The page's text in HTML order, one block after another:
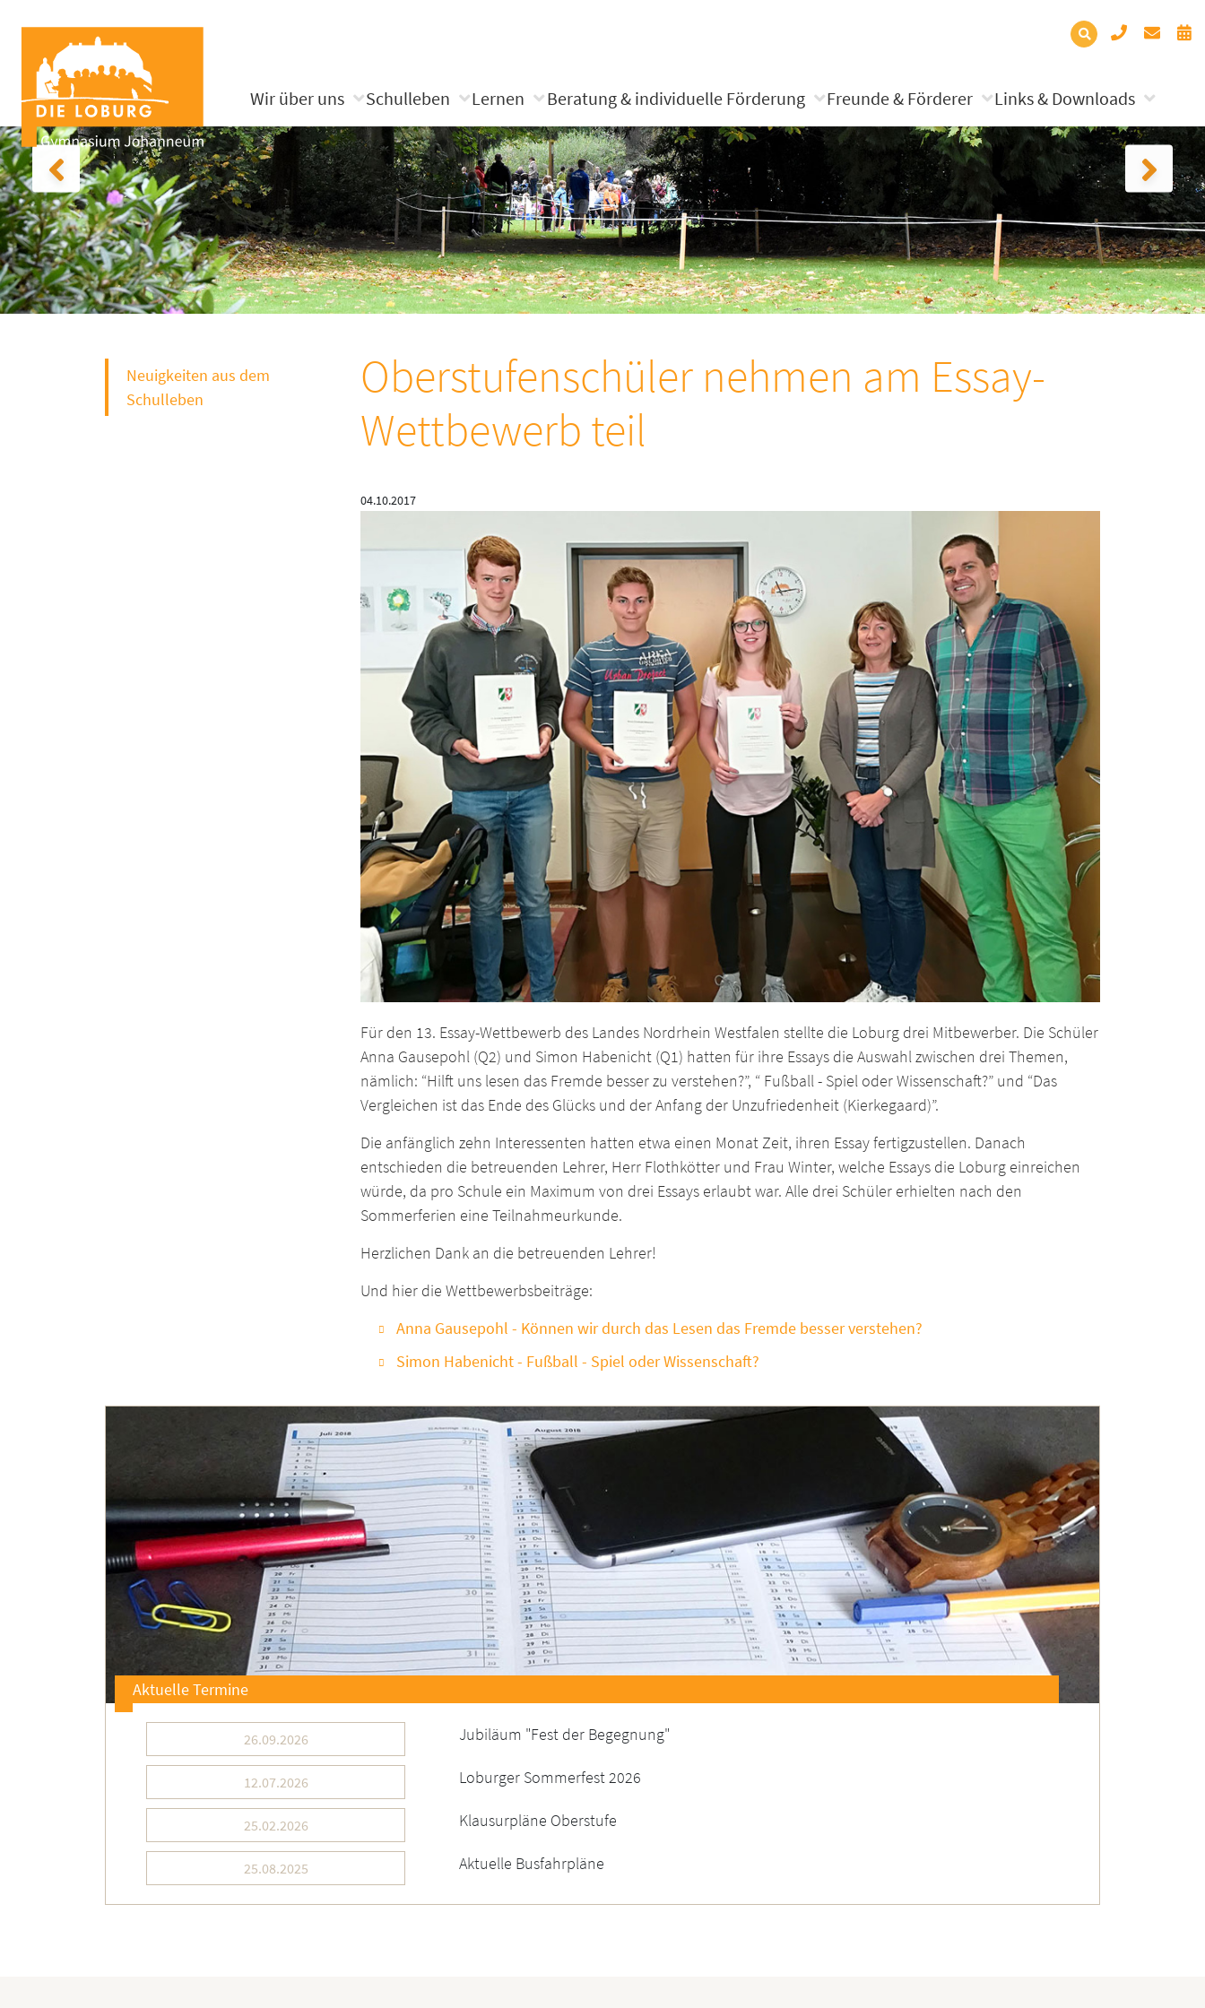
Wir über uns Schulleben Lernen Beratung & individuelle Förderung Freunde & Förderer Links & Downloads
Neuigkeiten aus dem
Schulleben
Oberstufenschüler nehmen am Essay-
Wettbewerb teil
04.10.2017
Für den 13. Essay-Wettbewerb des Landes Nordrhein Westfalen stellte die Loburg drei Mitbewerber. Die Schüler
Anna Gausepohl (Q2) und Simon Habenicht (Q1) hatten für ihre Essays die Auswahl zwischen drei Themen,
nämlich: “Hilft uns lesen das Fremde besser zu verstehen?”, “ Fußball - Spiel oder Wissenschaft?” und “Das
Vergleichen ist das Ende des Glücks und der Anfang der Unzufriedenheit (Kierkegaard)”.
Die anfänglich zehn Interessenten hatten etwa einen Monat Zeit, ihren Essay fertigzustellen. Danach
entschieden die betreuenden Lehrer, Herr Flothkötter und Frau Winter, welche Essays die Loburg einreichen
würde, da pro Schule ein Maximum von drei Essays erlaubt war. Alle drei Schüler erhielten nach den
Sommerferien eine Teilnahmeurkunde.
Herzlichen Dank an die betreuenden Lehrer!
Und hier die Wettbewerbsbeiträge:
Anna Gausepohl - Können wir durch das Lesen das Fremde besser verstehen?
Simon Habenicht - Fußball - Spiel oder Wissenschaft?
Aktuelle Termine
26.09.2026 Jubiläum "Fest der Begegnung"
12.07.2026 Loburger Sommerfest 2026
25.02.2026 Klausurpläne Oberstufe
25.08.2025 Aktuelle Busfahrpläne